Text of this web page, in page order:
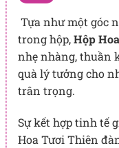
Tựa như một góc
trong hộp,Hộp
nhẹ nhàng, thuần
quà lý tưởng cho
trân trọng.
Sự kết hợp tinh tế
Hoa Tươi Thiên